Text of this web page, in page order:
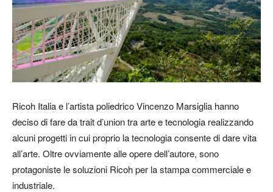
Ricoh Italia e l’artista poliedrico Vincenzo Marsiglia hanno
deciso di fare da trait d’union tra arte e tecnologia realizzando
alcuni progetti in cui proprio la tecnologia consente di dare vita
all’arte. Oltre ovviamente alle opere dell’autore, sono
protagoniste le soluzioni Ricoh per la stampa commerciale e
industriale.